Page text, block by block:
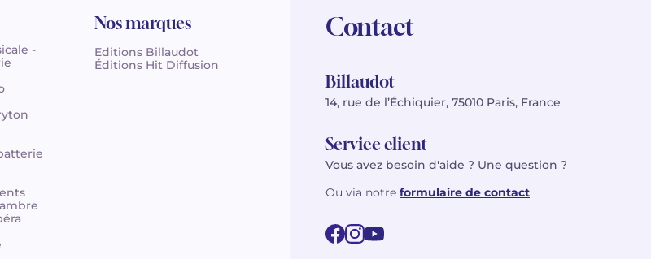
-
Nos marques
Editions Billaudot
Éditions Hit Diffusion
Contact
Billaudot
14, rue de l’Échiquier, 75010 Paris, France
Service client
Vous avez besoin d'aide ? Une question ?
Ou via notre formulaire de contact